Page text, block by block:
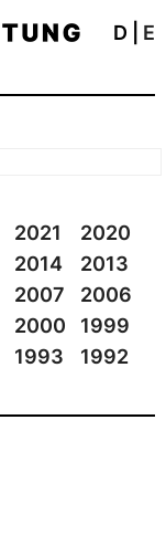
D E
2021
2020
2014
2013
2007
2006
2000
1999
1993
1992